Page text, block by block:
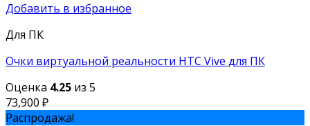
Добавить в избранное
Для ПК
Очки виртуальной реальности HTC Vive для ПК
Оценка 4.25 из 5
73,900 ₽
Распродажа!